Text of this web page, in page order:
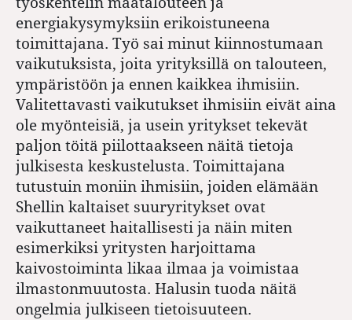
energiakysymyksiin erikoistuneena
toimittajana. Työ sai minut kiinnostumaan
vaikutuksista, joita yrityksillä on talouteen,
ympäristöön ja ennen kaikkea ihmisiin.
Valitettavasti vaikutukset ihmisiin eivät aina
ole myönteisiä, ja usein yritykset tekevät
paljon töitä piilottaakseen näitä tietoja
julkisesta keskustelusta. Toimittajana
tutustuin moniin ihmisiin, joiden elämään
Shellin kaltaiset suuryritykset ovat
vaikuttaneet haitallisesti ja näin miten
esimerkiksi yritysten harjoittama
kaivostoiminta likaa ilmaa ja voimistaa
ilmastonmuutosta. Halusin tuoda näitä
ongelmia julkiseen tietoisuuteen.